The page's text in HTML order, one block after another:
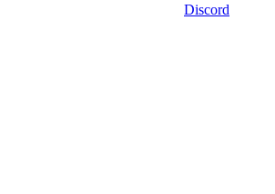
Discord